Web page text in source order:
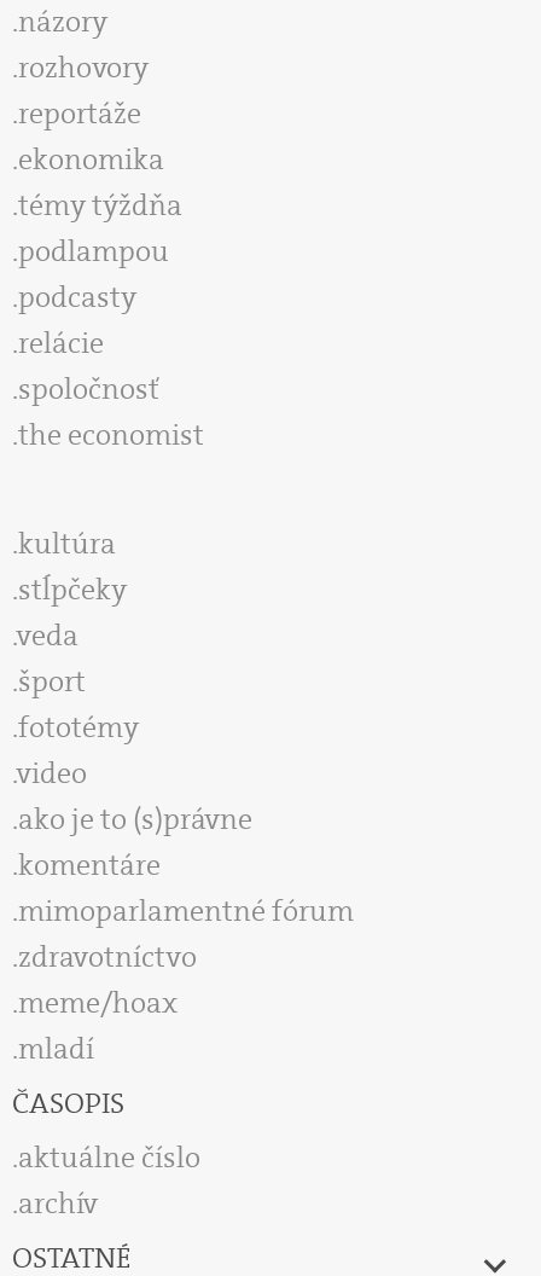
názory
rozhovory
reportáže
ekonomika
témy týždňa
podlampou
podcasty
relácie
spoločnosť
the economist
kultúra
stĺpčeky
veda
šport
fototémy
video
ako je to (s)právne
komentáre
mimoparlamentné fórum
zdravotníctvo
meme/hoax
mladí
ČASOPIS
aktuálne číslo
archív
OSTATNÉ